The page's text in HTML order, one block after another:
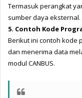
Termasuk perangkat
sumber daya eksternal.
5. Contoh Kode
Berikut ini contoh kode
dan menerima data
modul CANBUS.